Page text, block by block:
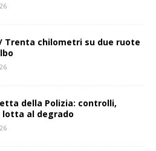
/ Trenta chilometri su due ruote
della Polizia: controlli,
lotta al degrado